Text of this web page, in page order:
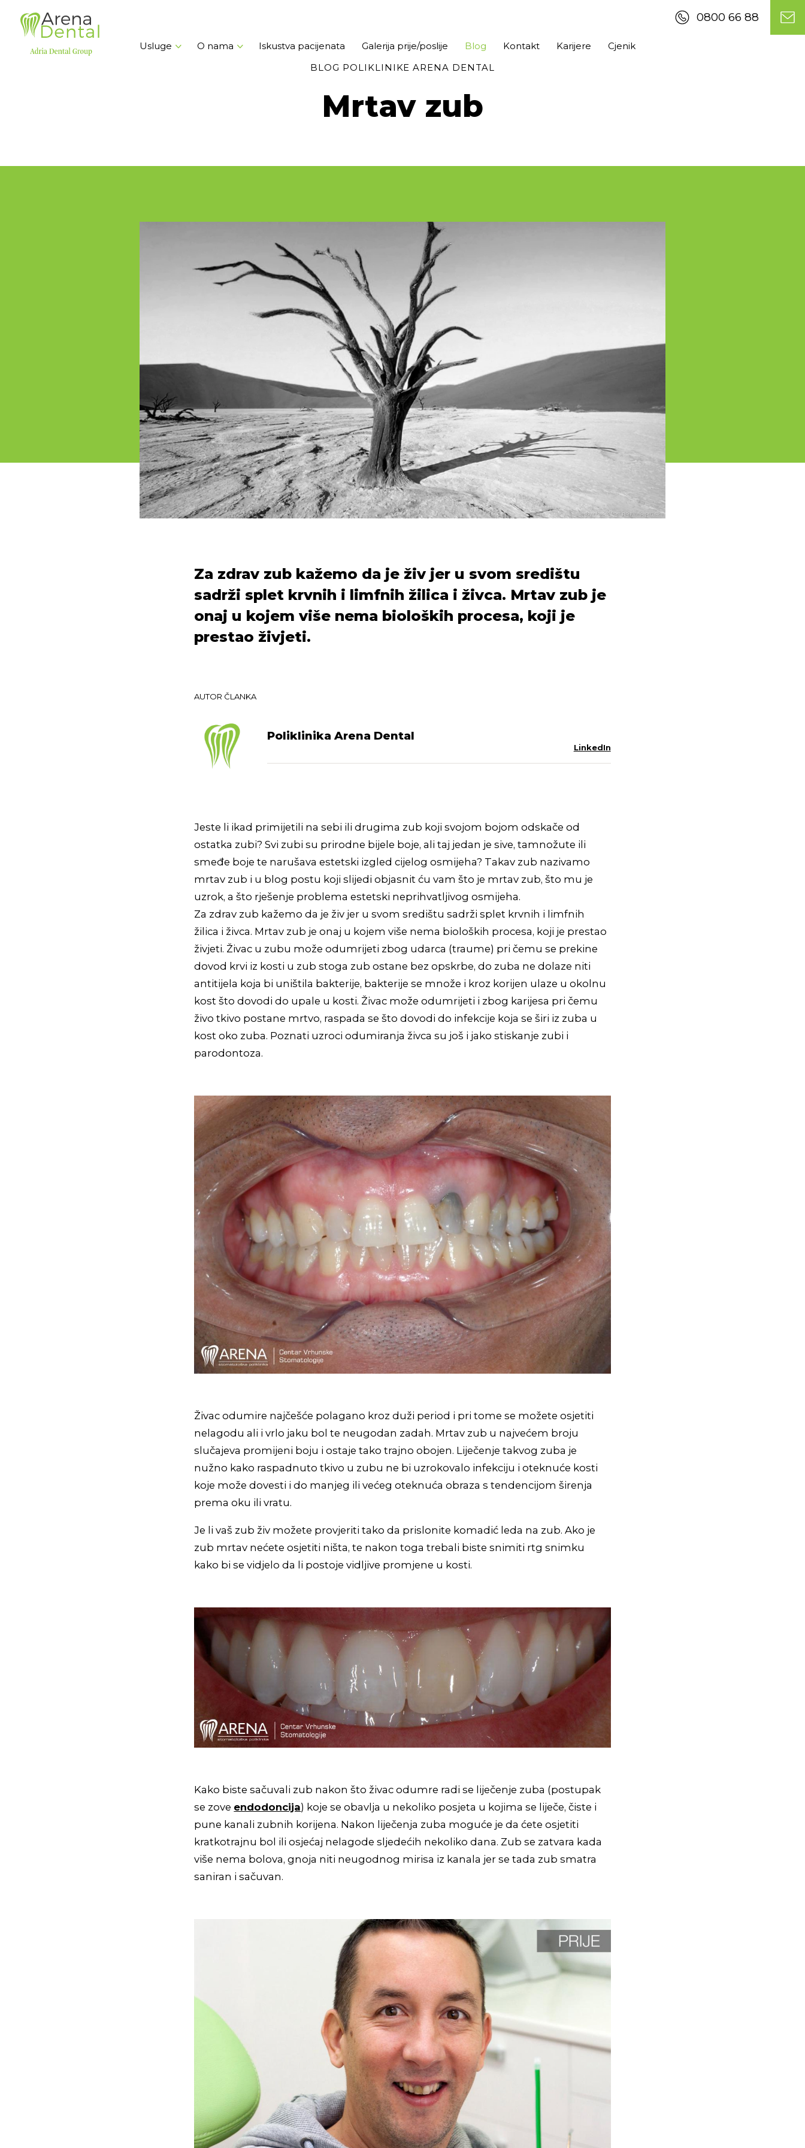
0800 66 88
Usluge O nama Iskustva pacijenata Galerija prije/poslije Blog Kontakt Karijere
Cjenik
BLOG POLIKLINIKE ARENA DENTAL
Mrtav zub
Za zdrav zub kažemo da je živ jer u svom središtu
sadrži splet krvnih i limfnih žilica i živca. Mrtav zub je
onaj u kojem više nema bioloških procesa, koji je
prestao živjeti.
AUTOR ČLANKA
Poliklinika Arena Dental
LinkedIn
Jeste li ikad primijetili na sebi ili drugima zub koji svojom bojom odskače od
ostatka zubi? Svi zubi su prirodne bijele boje, ali taj jedan je sive, tamnožute ili
smeđe boje te narušava estetski izgled cijelog osmijeha? Takav zub nazivamo
mrtav zub i u blog postu koji slijedi objasnit ću vam što je mrtav zub, što mu je
uzrok, a što rješenje problema estetski neprihvatljivog osmijeha.
Za zdrav zub kažemo da je živ jer u svom središtu sadrži splet krvnih i limfnih
žilica i živca. Mrtav zub je onaj u kojem više nema bioloških procesa, koji je prestao
živjeti. Živac u zubu može odumrijeti zbog udarca (traume) pri čemu se prekine
dovod krvi iz kosti u zub stoga zub ostane bez opskrbe, do zuba ne dolaze niti
antitijela koja bi uništila bakterije, bakterije se množe i kroz korijen ulaze u okolnu
kost što dovodi do upale u kosti. Živac može odumrijeti i zbog karijesa pri čemu
živo tkivo postane mrtvo, raspada se što dovodi do infekcije koja se širi iz zuba u
kost oko zuba. Poznati uzroci odumiranja živca su još i jako stiskanje zubi i
parodontoza.
Živac odumire najčešće polagano kroz duži period i pri tome se možete osjetiti
nelagodu ali i vrlo jaku bol te neugodan zadah. Mrtav zub u najvećem broju
slučajeva promijeni boju i ostaje tako trajno obojen. Liječenje takvog zuba je
nužno kako raspadnuto tkivo u zubu ne bi uzrokovalo infekciju i oteknuće kosti
koje može dovesti i do manjeg ili većeg oteknuća obraza s tendencijom širenja
prema oku ili vratu.
Je li vaš zub živ možete provjeriti tako da prislonite komadić leda na zub. Ako je
zub mrtav nećete osjetiti ništa, te nakon toga trebali biste snimiti rtg snimku
kako bi se vidjelo da li postoje vidljive promjene u kosti.
Kako biste sačuvali zub nakon što živac odumre radi se liječenje zuba (postupak
se zove endodoncija) koje se obavlja u nekoliko posjeta u kojima se liječe, čiste i
pune kanali zubnih korijena. Nakon liječenja zuba moguće je da ćete osjetiti
kratkotrajnu bol ili osjećaj nelagode sljedećih nekoliko dana. Zub se zatvara kada
više nema bolova, gnoja niti neugodnog mirisa iz kanala jer se tada zub smatra
saniran i sačuvan.